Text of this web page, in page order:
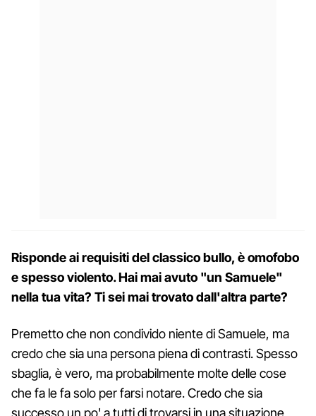
Risponde ai requisiti del classico bullo, è omofobo
e spesso violento. Hai mai avuto "un Samuele"
nella tua vita? Ti sei mai trovato dall'altra parte?
Premetto che non condivido niente di Samuele, ma
credo che sia una persona piena di contrasti. Spesso
sbaglia, è vero, ma probabilmente molte delle cose
che fa le fa solo per farsi notare. Credo che sia
successo un po' a tutti di trovarsi in una situazione